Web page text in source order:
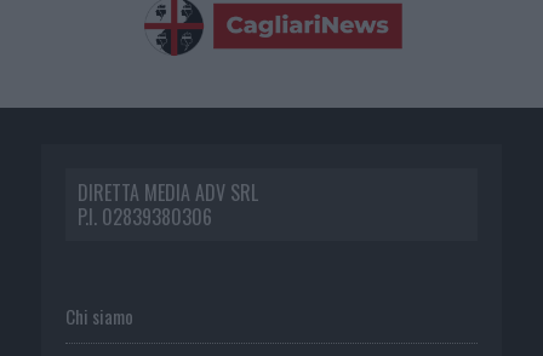
DIRETTA MEDIA ADV SRL
P.I. 02839380306
Chi siamo